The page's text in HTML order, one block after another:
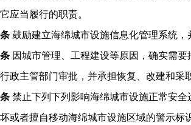
应当履行的职责。
鼓励建立海绵城市设施信息化管理系统
因城市管理、工程建设等原因，确实需
政主管部门审批，并承担恢复、改建和采
禁止下列下列影响海绵城市设施正常安全
坏或者擅自移动海绵城市设施区域的警示标